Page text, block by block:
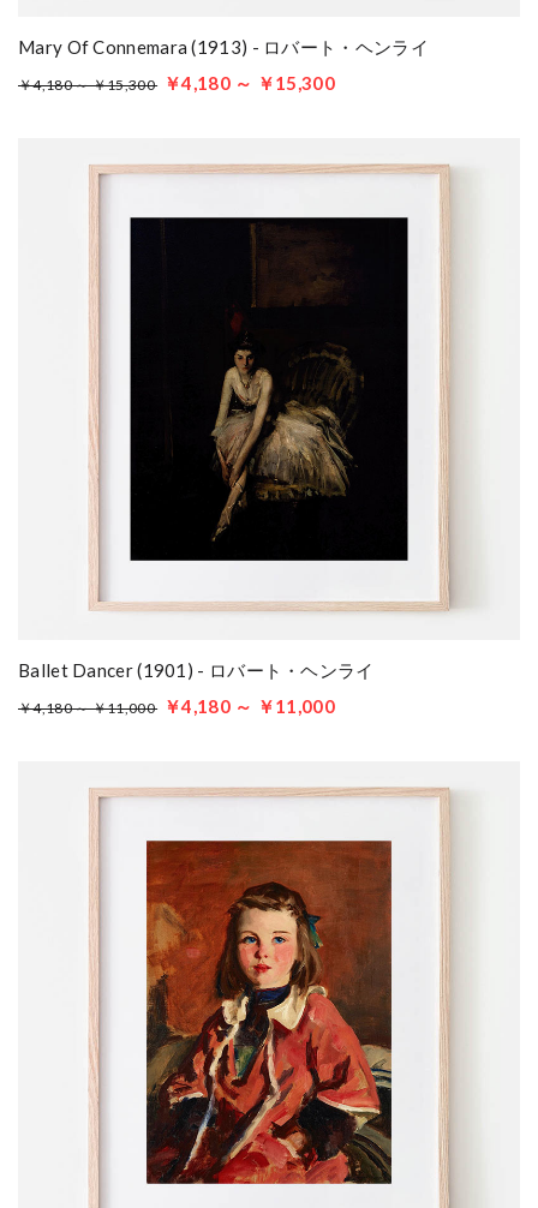
Mary Of Connemara (1913) - ロバート・ヘンライ
￥4,180 ～ ￥15,300 ￥4,180 ～ ￥15,300
Ballet Dancer (1901) - ロバート・ヘンライ
￥4,180 ～ ￥11,000 ￥4,180 ～ ￥11,000